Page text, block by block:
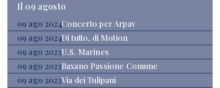
Il 09 agosto
09 ago 2024Concerto per Arpav
09 ago 2024Di tutto, di Motion
09 ago 2023U.S. Marines
09 ago 2023Baxano Passione Comune
09 ago 2023Via dei Tulipani